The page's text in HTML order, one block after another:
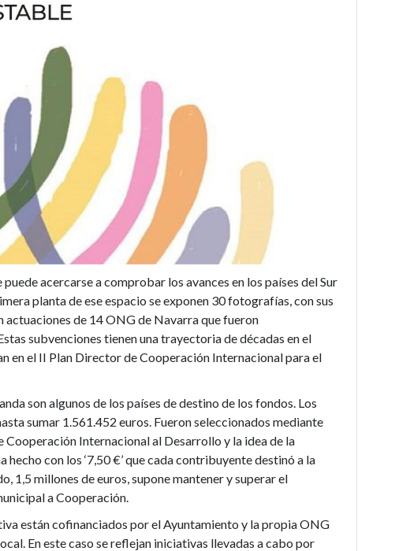
acercarse a comprobar los avances en los países del Sur
planta de ese espacio se exponen 30 fotografías, con sus
de 14 ONG de Navarra que fueron
subvenciones tienen una trayectoria de décadas en el
en el II Plan Director de Cooperación Internacional para el
son algunos de los países de destino de los fondos. Los
sumar 1.561.452 euros. Fueron seleccionados mediante
Internacional al Desarrollo y la idea de la
hecho con los ‘7,50 €’ que cada contribuyente destinó a la
1,5 millones de euros, supone mantener y superar el
a Cooperación.
están cofinanciados por el Ayuntamiento y la propia ONG
En este caso se reflejan iniciativas llevadas a cabo por